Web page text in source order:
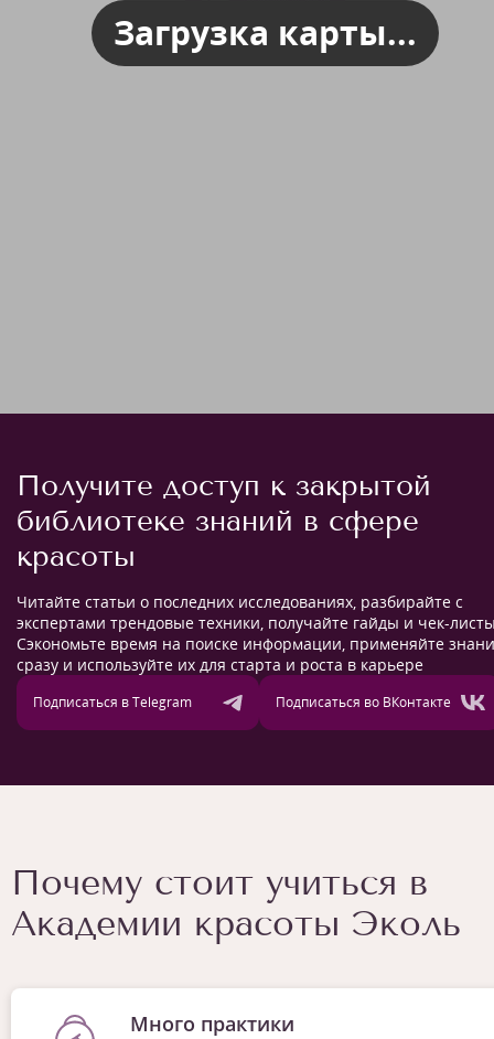
Загрузка карты...
Получите доступ к закрытой
библиотеке знаний в сфере
красоты
Читайте статьи о последних исследованиях, разбирайте с
экспертами трендовые техники, получайте гайды и чек-
Сэкономьте время на поиске информации, применяйте
сразу и используйте их для старта и роста в карьере
Подписаться в Telegram Подписаться во ВКонтакте
Почему стоит учиться в
Академии красоты Эколь
Много практики